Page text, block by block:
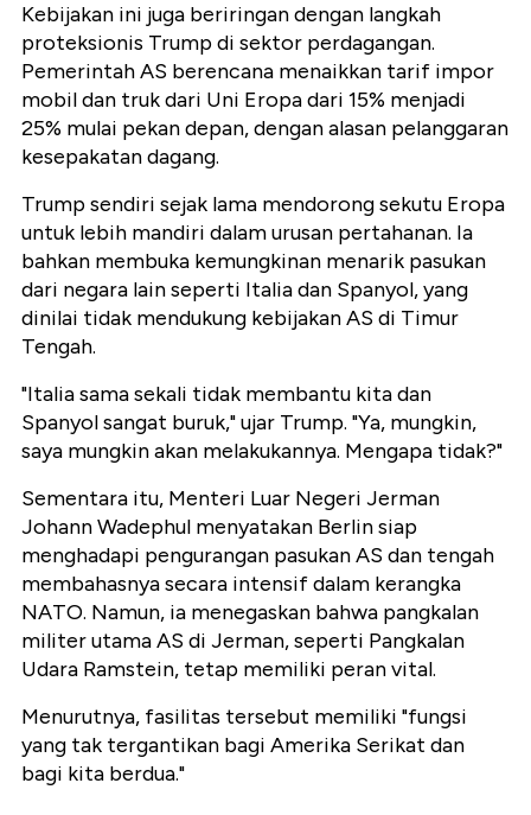
Kebijakan ini juga beriringan dengan langkah
proteksionis Trump di sektor perdagangan.
Pemerintah AS berencana menaikkan tarif impor
mobil dan truk dari Uni Eropa dari 15% menjadi
25% mulai pekan depan, dengan alasan pelanggaran
kesepakatan dagang.
Trump sendiri sejak lama mendorong sekutu Eropa
untuk lebih mandiri dalam urusan pertahanan. Ia
bahkan membuka kemungkinan menarik pasukan
dari negara lain seperti Italia dan Spanyol, yang
dinilai tidak mendukung kebijakan AS di Timur
Tengah.
"Italia sama sekali tidak membantu kita dan
Spanyol sangat buruk," ujar Trump. "Ya, mungkin,
saya mungkin akan melakukannya. Mengapa tidak?"
Sementara itu, Menteri Luar Negeri Jerman
Johann Wadephul menyatakan Berlin siap
menghadapi pengurangan pasukan AS dan tengah
membahasnya secara intensif dalam kerangka
NATO. Namun, ia menegaskan bahwa pangkalan
militer utama AS di Jerman, seperti Pangkalan
Udara Ramstein, tetap memiliki peran vital.
Menurutnya, fasilitas tersebut memiliki "fungsi
yang tak tergantikan bagi Amerika Serikat dan
bagi kita berdua."